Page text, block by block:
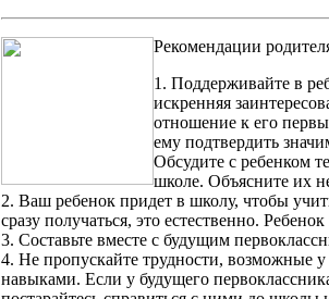
Рекомендации
1. Поддерживайте в
искренняя
отношение к его
ему подтвердить
Обсудите с ребенком
школе. Объясните их
2. Ваш ребенок придет в школу, чтобы
сразу получаться, это естественно.
3. Составьте вместе с будущим
4. Не пропускайте трудности, возможные
навыками. Если у будущего